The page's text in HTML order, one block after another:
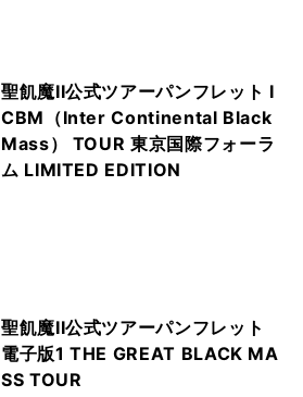
聖飢魔II公式ツアーパンフレット I
CBM（Inter Continental Black
Mass） TOUR 東京国際フォーラ
ム LIMITED EDITION
聖飢魔II公式ツアーパンフレット
電子版1 THE GREAT BLACK MA
SS TOUR